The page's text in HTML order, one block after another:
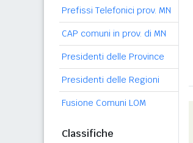
Prefissi Telefonici prov. MN
CAP comuni in prov. di MN
Presidenti delle Province
Presidenti delle Regioni
Fusione Comuni LOM
Classifiche